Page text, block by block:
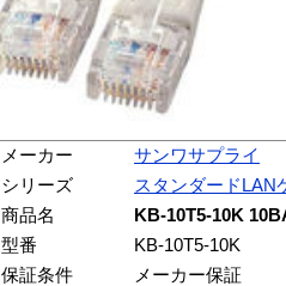
メーカー
サンワサプライ
シリーズ
スタンダードLAN
商品名
KB-10T5-10K
型番
KB-10T5-10K
保証条件
メーカー保証